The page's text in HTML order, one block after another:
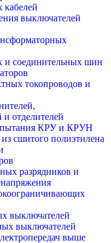
выключателей
и соединительных шин
токопроводов и
и отделителей
КРУ и КРУН
сшитого полиэтилена
разрядников и
выключателей
выключателей
выше